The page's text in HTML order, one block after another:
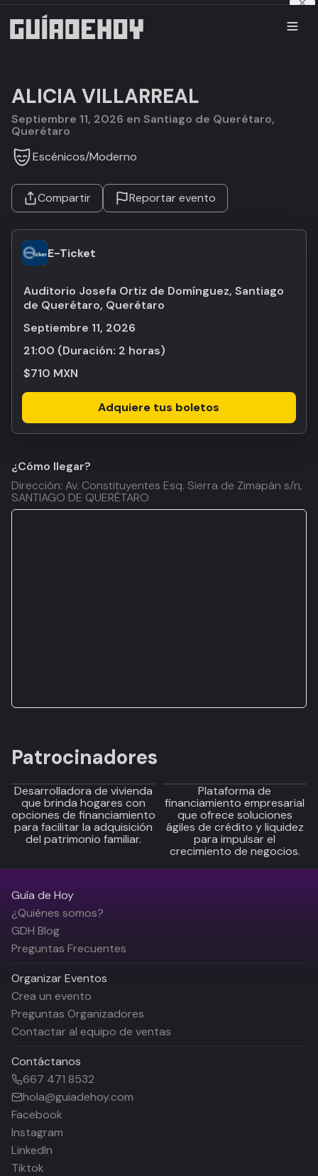
ALICIA VILLARREAL
septiembre 11, 2026 en Santiago de Querétaro,
Querétaro
Escénicos/Moderno
Compartir Reportar evento
E-Ticket
Auditorio Josefa Ortiz de Domínguez, Santiago
de Querétaro, Querétaro
septiembre 11, 2026
21:00 (Duración: 2 horas)
$710 MXN
Adquiere tus boletos
¿Cómo llegar?
Dirección: Av. Constituyentes Esq. Sierra de Zimapán s/n,
SANTIAGO DE QUERÉTARO
Patrocinadores
Desarrolladora de vivienda
que brinda hogares con
opciones de financiamiento
para facilitar la adquisición
del patrimonio familiar.
Plataforma de
financiamiento empresarial
que ofrece soluciones
ágiles de crédito y liquidez
para impulsar el
crecimiento de negocios.
Guía de Hoy
¿Quiénes somos?
GDH Blog
Preguntas Frecuentes
Organizar Eventos
Crea un evento
Preguntas Organizadores
Contactar al equipo de ventas
Contáctanos
667 471 8532
hola@guiadehoy.com
Facebook
Instagram
LinkedIn
Tiktok